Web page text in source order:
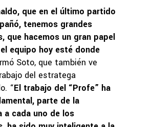
que en el último partido
tenemos grandes
que hacemos un gran papel
equipo hoy esté donde
Soto, que también ve
del estratega
“El trabajo del “Profe” ha
parte de la
a cada uno de los